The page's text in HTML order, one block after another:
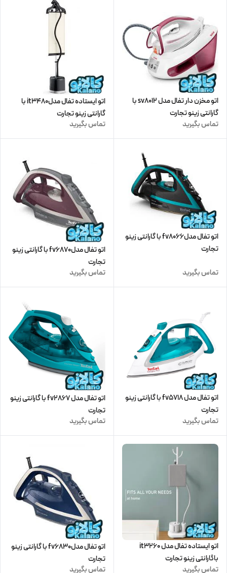
اتو مخزن دار تفال مدل sv8012 با
گارانتی زینو تجارت
تماس بگیرید
اتو ایستاده تفال مدلit3480 با
گارانتی زینو تجارت
تماس بگیرید
اتو تفال مدلfv8066 با گارانتی زینو
تجارت
تماس بگیرید
اتو تفال مدلfv6870 با گارانتی زینو
تجارت
تماس بگیرید
اتو تفال مدل fv5718 با گارانتی زینو
تجارت
تماس بگیرید
اتو تفال مدل fv2867 با گارانتی زینو
تجارت
تماس بگیرید
اتو ایستاده تفال مدل it3260
باگارانتی زینو تجارت
تماس بگیرید
اتو تفال مدلfv6830 با گارانتی زینو
تجارت
تماس بگیرید